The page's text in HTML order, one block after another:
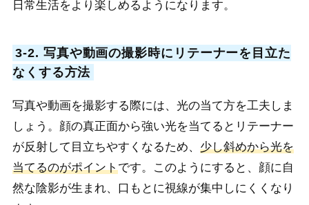
日常生活をより楽しめるようになります。
3-2. 写真や動画の撮影時にリテーナーを目立た
なくする方法
写真や動画を撮影する際には、光の当て方を工夫しま
しょう。顔の真正面から強い光を当てるとリテーナー
が反射して目立ちやすくなるため、 少し斜めから光を
当てるのがポイントです。このようにすると、顔に自
然な陰影が生まれ、口もとに視線が集中しにくくなり